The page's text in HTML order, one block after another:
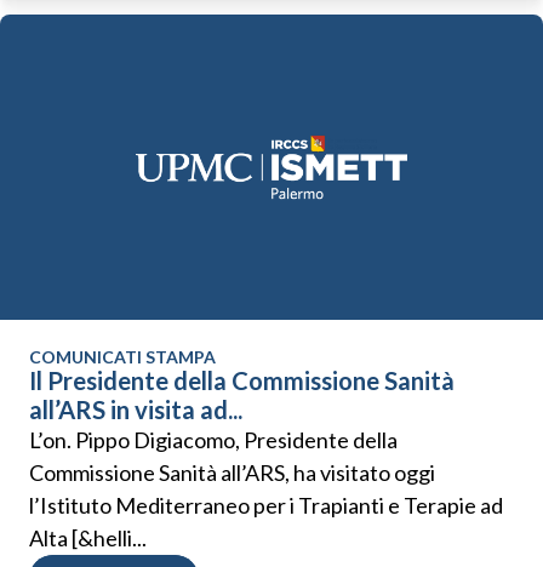
COMUNICATI STAMPA
Il Presidente della Commissione Sanità
all’ARS in visita ad...
L’on. Pippo Digiacomo, Presidente della
Commissione Sanità all’ARS, ha visitato oggi
l’Istituto Mediterraneo per i Trapianti e Terapie ad
Alta [&helli...